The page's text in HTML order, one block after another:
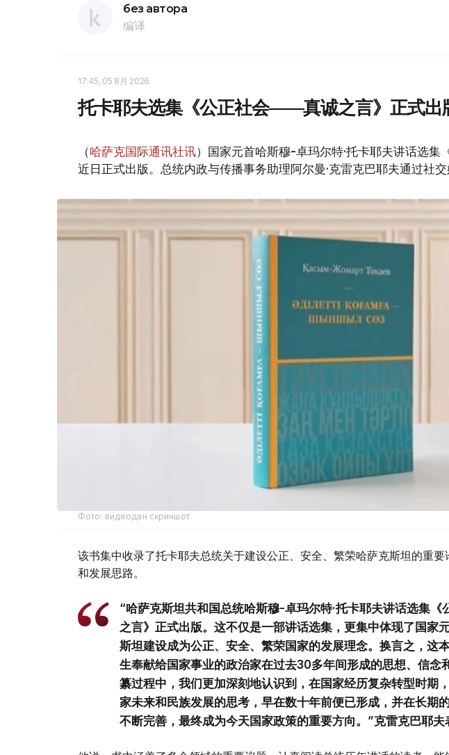
без автора
编译
17:45, 05 8月 2026
托卡耶夫选集《公正社会——真诚之言》正式出
（哈萨克国际通讯社讯）国家元首哈斯穆-卓玛尔特·托卡耶夫讲话选
近日正式出版。总统内政与传播事务助理阿尔曼·克雷克巴耶夫通过社交
Фото: видеодан скриншот
该书集中收录了托卡耶夫总统关于建设公正、安全、繁荣哈萨克斯坦的重
和发展思路。
“哈萨克斯坦共和国总统哈斯穆-卓玛尔特·托卡耶夫讲话选集
之言》正式出版。这不仅是一部讲话选集，更集中体现了国家
斯坦建设成为公正、安全、繁荣国家的发展理念。换言之，这
生奉献给国家事业的政治家在过去30多年间形成的思想、信念
纂过程中，我们更加深刻地认识到，在国家经历复杂转型时期
家未来和民族发展的思考，早在数十年前便已形成，并在长期
不断完善，最终成为今天国家政策的重要方向。”克雷克巴耶夫